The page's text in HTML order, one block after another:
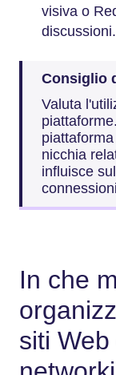
visiva o
discussioni.
Consiglio
Valuta
nicchia
influisce
In che
siti